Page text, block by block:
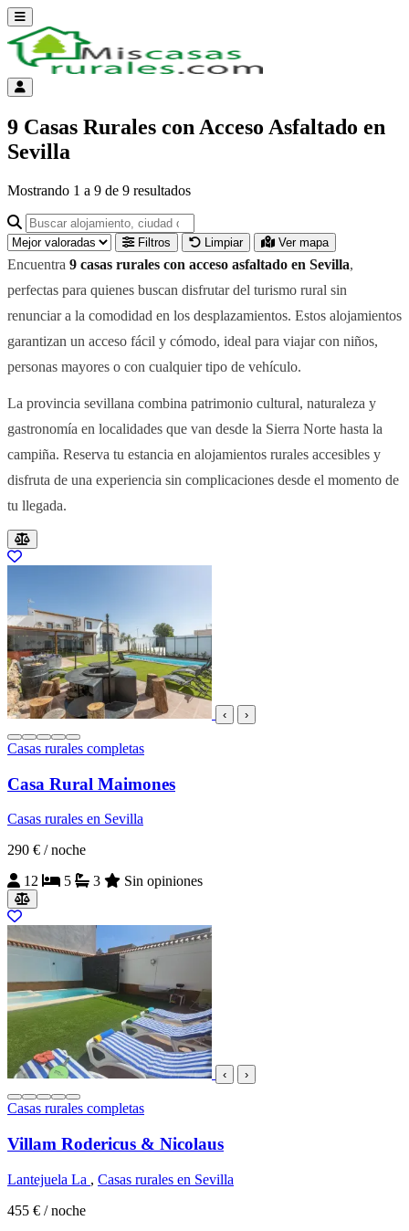
Abrir menú
Menú de cuenta
9 Casas Rurales con Acceso Asfaltado en
Sevilla
Mostrando 1 a 9 de 9 resultados
Buscar alojamiento, ciudad o provincia para ir a su página
Filtros Limpiar Ver mapa
Encuentra 9 casas rurales con acceso asfaltado en Sevilla,
perfectas para quienes buscan disfrutar del turismo rural sin
renunciar a la comodidad en los desplazamientos. Estos alojamientos
garantizan un acceso fácil y cómodo, ideal para viajar con niños,
personas mayores o con cualquier tipo de vehículo.
La provincia sevillana combina patrimonio cultural, naturaleza y
gastronomía en localidades que van desde la Sierra Norte hasta la
campiña. Reserva tu estancia en alojamientos rurales accesibles y
disfruta de una experiencia sin complicaciones desde el momento de
tu llegada.
Resultados del listado
‹ ›
Casas rurales completas
Casa Rural Maimones
Casas rurales en Sevilla
290 € / noche
12
5 3 Sin opiniones
‹ ›
Casas rurales completas
Villam Rodericus & Nicolaus
Lantejuela La , Casas rurales en Sevilla
455 € / noche